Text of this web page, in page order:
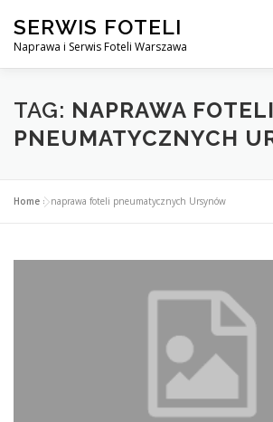
treści
SERWIS FOTELI
Naprawa i Serwis Foteli Warszawa
NAPRAWA FOTELI DENTYSTYCZNE I
TAG: NAPRAWA FOTELI
PNEUMATYCZNYCH
Home »naprawa foteli pneumatycznych Ursynów